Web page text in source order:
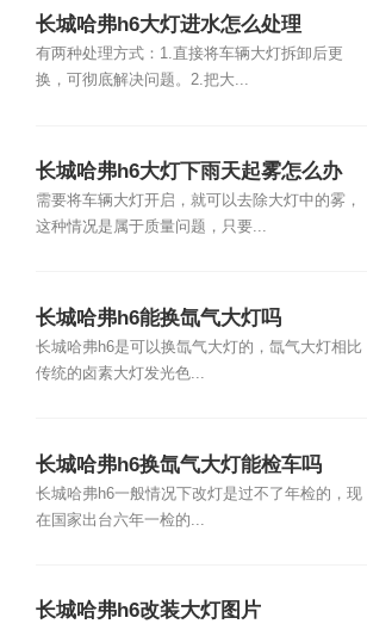
长城哈弗h6大灯进水怎么处理
有两种处理方式：1.直接将车辆大灯拆卸后更
换，可彻底解决问题。2.把大...
长城哈弗h6大灯下雨天起雾怎么办
需要将车辆大灯开启，就可以去除大灯中的雾，
这种情况是属于质量问题，只要...
长城哈弗h6能换氙气大灯吗
长城哈弗h6是可以换氙气大灯的，氙气大灯相比
传统的卤素大灯发光色...
长城哈弗h6换氙气大灯能检车吗
长城哈弗h6一般情况下改灯是过不了年检的，现
在国家出台六年一检的...
长城哈弗h6改装大灯图片